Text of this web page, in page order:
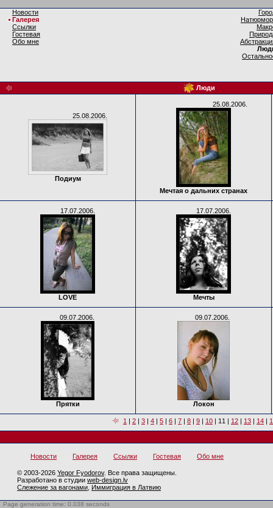
Новости
Галерея
Ссылки
Гостевая
Обо мне
Люди
25.08.2006.
Подиум
25.08.2006.
Мечтая о дальних странах
17.07.2006.
LOVE
17.07.2006.
Мечты
09.07.2006.
Прятки
09.07.2006.
Локон
1 | 2 | 3 | 4 | 5 | 6 | 7 | 8 | 9 | 10 | 11 | 12 | 13 | 14 |
Новости Галерея Ссылки Гостевая Обо мне
© 2003-2026 Yegor Fyodorov. Все права защищены.
Разработано в студии web-design.lv
Слежение за вагонами Иммиграция в Латвию
Page generation time: 0.038 seconds